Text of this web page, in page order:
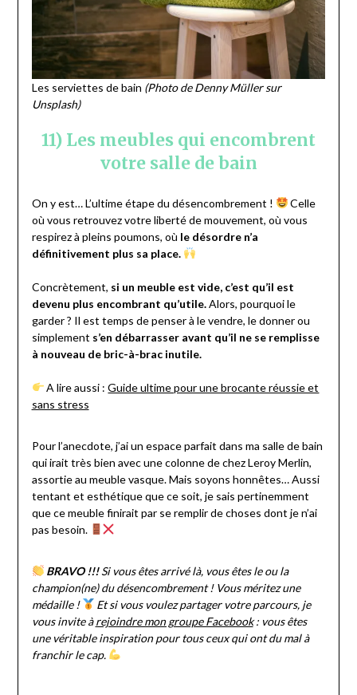
Les serviettes de bain (Photo de Denny Müller sur
Unsplash)
11) Les meubles qui encombrent
votre salle de bain
On y est… L’ultime étape du désencombrement !
Celle
où vous retrouvez votre liberté de mouvement, où vous
respirez à pleins poumons, où le désordre n’a
définitivement plus sa place.
Concrètement, si un meuble est vide, c’est qu’il est
devenu plus encombrant qu’utile.Alors, pourquoi le
garder ? Il est temps de penser à le vendre, le donner ou
simplement s’en débarrasser avant qu’il ne se remplisse
à nouveau de bric-à-brac inutile.
A lire aussi :Guide ultime pour une brocante réussie et
sans stress
Pour l’anecdote, j’ai un espace parfait dans ma salle de bain
qui irait très bien avec une colonne de chez Leroy Merlin,
assortie au meuble vasque. Mais soyons honnêtes… Aussi
tentant et esthétique que ce soit, je sais pertinemment
que ce meuble finirait par se remplir de choses dont je n’ai
pas besoin.
BRAVO !!!Si vous êtes arrivé là, vous êtes le ou la
champion(ne) du désencombrement ! Vous méritez une
médaille !
Et si vous voulez partager votre parcours, je
vous invite àrejoindre mon groupe Facebook: vous êtes
une véritable inspiration pour tous ceux qui ont du mal à
franchir le cap.